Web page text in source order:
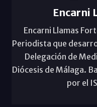
Encarni
Encarni Llamas
Periodista que
Delegación de
Diócesis de Málaga.
por el